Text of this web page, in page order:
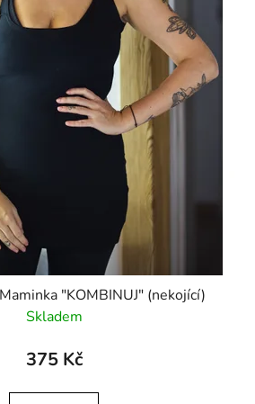
"KOMBINUJ" (nekojící)
Skladem
375 Kč